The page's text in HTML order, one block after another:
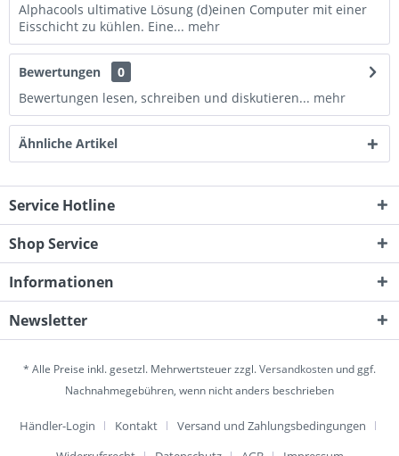
Alphacools ultimative Lösung (d)einen Computer mit einer
Eisschicht zu kühlen. Eine... mehr
Bewertungen
0
Bewertungen lesen, schreiben und diskutieren... mehr
Ähnliche Artikel
Service Hotline
Shop Service
Informationen
Newsletter
* Alle Preise inkl. gesetzl. Mehrwertsteuer zzgl.Versandkosten und ggf.
Nachnahmegebühren, wenn nicht anders beschrieben
Händler-Login Kontakt
Versand und Zahlungsbedingungen